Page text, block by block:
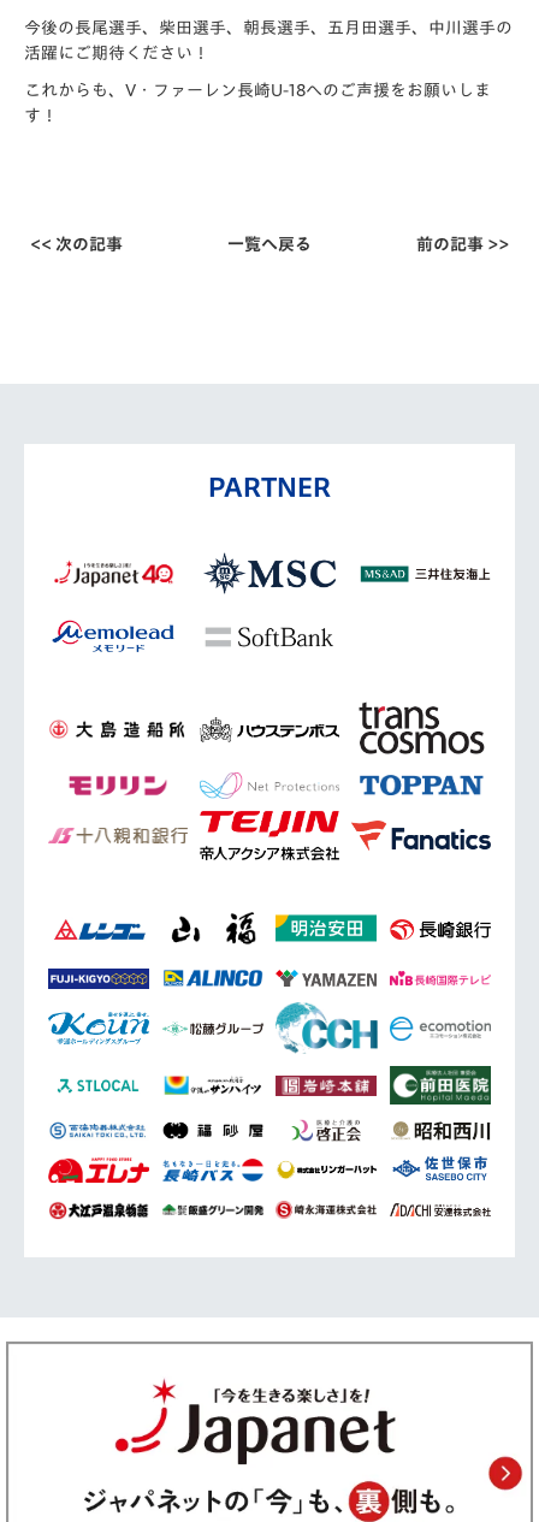
今後の長尾選手、柴田選手、朝長選手、五月田選手、中川選手の
活躍にご期待ください！
これからも、V・ファーレン長崎U-18へのご声援をお願いしま
す！
<< 次の記事 一覧へ戻る 前の記事 >>
PARTNER